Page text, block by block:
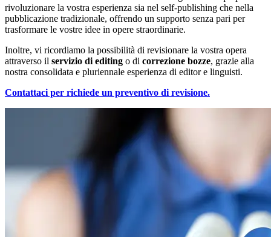
rivoluzionare la vostra esperienza sia nel self-publishing che nella
pubblicazione tradizionale, offrendo un supporto senza pari per
trasformare le vostre idee in opere straordinarie.
Inoltre, vi ricordiamo la possibilità di revisionare la vostra opera
attraverso il servizio di editing o di correzione bozze, grazie alla
nostra consolidata e pluriennale esperienza di editor e linguisti.
Contattaci per richiede un preventivo di revisione.